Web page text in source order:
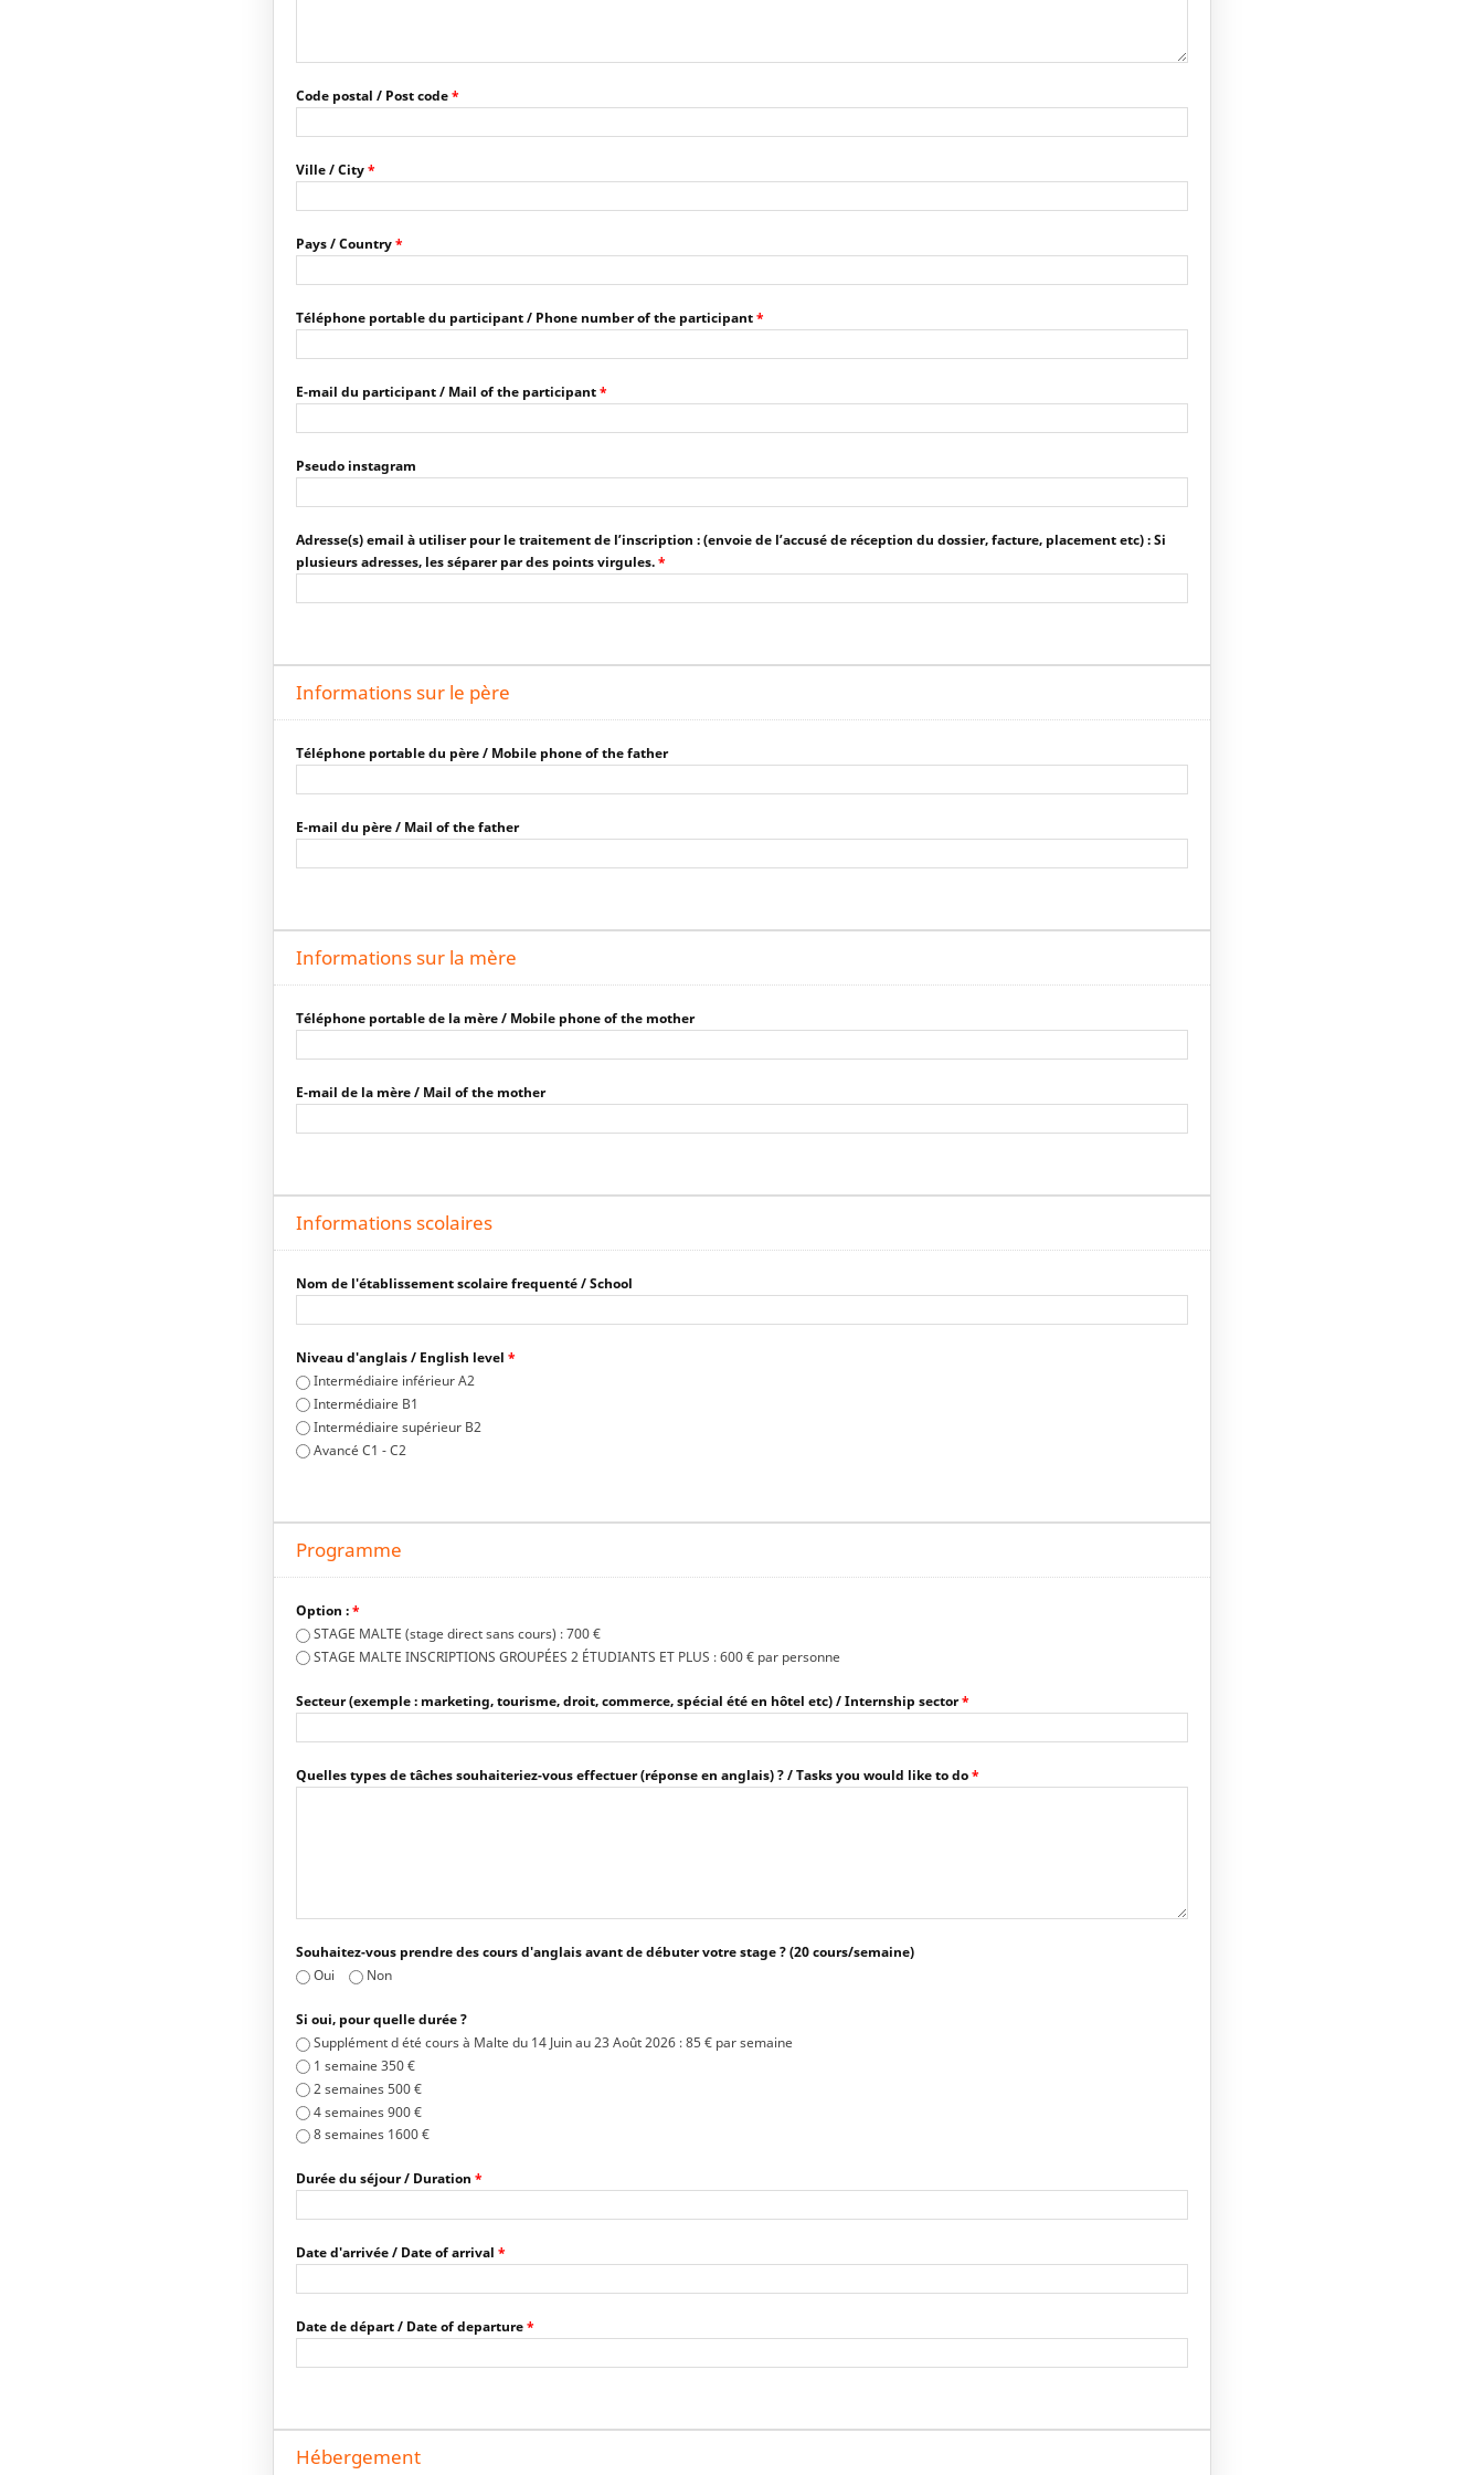
Code postal / Post code*
Ville / City*
Pays / Country*
Téléphone portable du participant / Phone number of the participant*
E-mail du participant / Mail of the participant*
Pseudo instagram
Adresse(s) email à utiliser pour le traitement de l’inscription : (envoie de l’accusé de réception du dossier, facture, placement etc) : Si
plusieurs adresses, les séparer par des points virgules.*
Informations sur le père
Téléphone portable du père / Mobile phone of the father
E-mail du père / Mail of the father
Informations sur la mère
Téléphone portable de la mère / Mobile phone of the mother
E-mail de la mère / Mail of the mother
Informations scolaires
Nom de l'établissement scolaire frequenté / School
Niveau d'anglais / English level *
Intermédiaire inférieur A2
Intermédiaire B1
Intermédiaire supérieur B2
Avancé C1 - C2
Programme
Option :*
STAGE MALTE (stage direct sans cours) : 700 €
STAGE MALTE INSCRIPTIONS GROUPÉES 2 ÉTUDIANTS ET PLUS : 600 € par personne
Secteur (exemple : marketing, tourisme, droit, commerce, spécial été en hôtel etc) / Internship sector*
Quelles types de tâches souhaiteriez-vous effectuer (réponse en anglais) ? / Tasks you would like to do*
Souhaitez-vous prendre des cours d'anglais avant de débuter votre stage ? (20 cours/semaine)
Oui
Non
Si oui, pour quelle durée ?
Supplément d été cours à Malte du 14 Juin au 23 Août 2026 : 85 € par semaine
1 semaine 350 €
2 semaines 500 €
4 semaines 900 €
8 semaines 1600 €
Durée du séjour / Duration *
Date d'arrivée / Date of arrival *
Date de départ / Date of departure*
Hébergement